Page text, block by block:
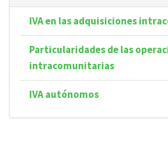
IVA en las adquisiciones
Particularidades de las
intracomunitarias
IVA autónomos